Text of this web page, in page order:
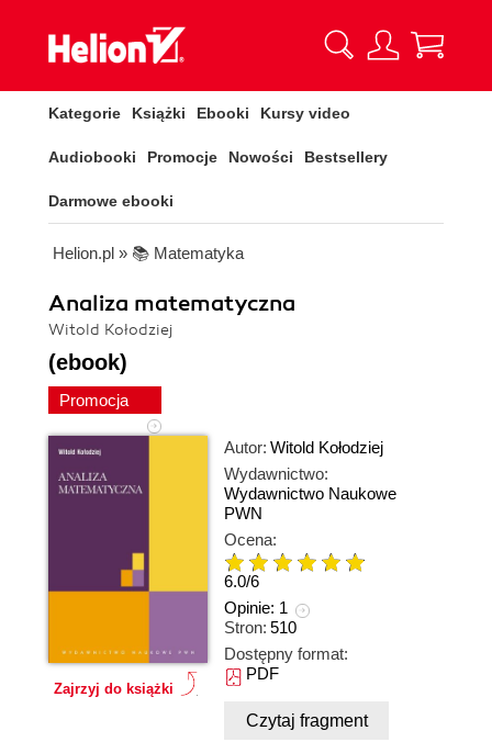
Kategorie Książki Ebooki Kursy video
Audiobooki Promocje Nowości Bestsellery
Darmowe ebooki
Helion.pl » 📚 Matematyka
Analiza matematyczna
Witold Kołodziej
(ebook)
Promocja
Zajrzyj do książki
Autor: Witold Kołodziej
Wydawnictwo:
Wydawnictwo Naukowe
PWN
Ocena:
6.0/6
Opinie: 1
Stron: 510
Dostępny format:
PDF
Czytaj fragment